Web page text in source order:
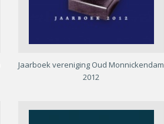
Jaarboek vereniging Oud Monnickendam
2012